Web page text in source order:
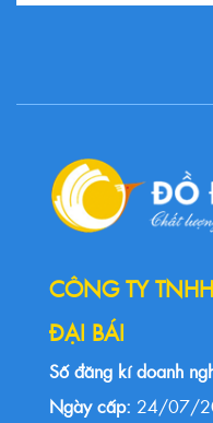
CÔNG TY
ĐẠI BÁI
Số đăng kí doanh
Ngày cấp: 24/07/